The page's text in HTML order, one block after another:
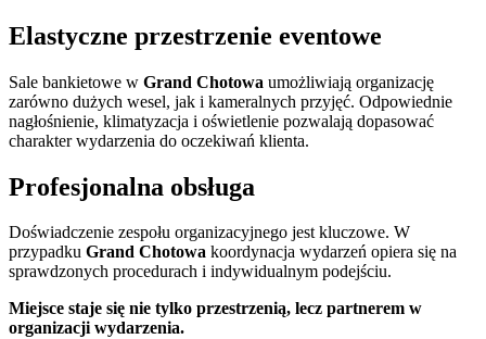
Elastyczne przestrzenie eventowe
Sale bankietowe w Grand Chotowa umożliwiają organizację
zarówno dużych wesel, jak i kameralnych przyjęć. Odpowiednie
nagłośnienie, klimatyzacja i oświetlenie pozwalają dopasować
charakter wydarzenia do oczekiwań klienta.
Profesjonalna obsługa
Doświadczenie zespołu organizacyjnego jest kluczowe. W
przypadku Grand Chotowa koordynacja wydarzeń opiera się na
sprawdzonych procedurach i indywidualnym podejściu.
Miejsce staje się nie tylko przestrzenią, lecz partnerem w
organizacji wydarzenia.